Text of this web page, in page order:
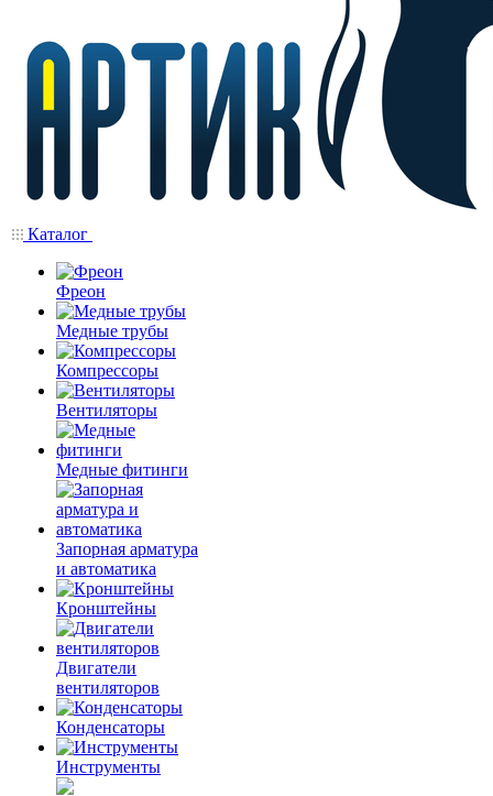
Каталог
Фреон
Медные трубы
Компрессоры
Вентиляторы
Медные фитинги
Запорная арматура
и автоматика
Кронштейны
Двигатели
вентиляторов
Конденсаторы
Инструменты